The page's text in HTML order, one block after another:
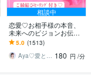
相談中
恋愛♡お相手様の本音、
未来へのビジョンお伝え
します どんな関係でも細
密にお伝えします✨ツイン
レイ ソウルメイト
5.0 (1513)
Aya♡愛と光のスピリチュアルガイド 180 円 /分